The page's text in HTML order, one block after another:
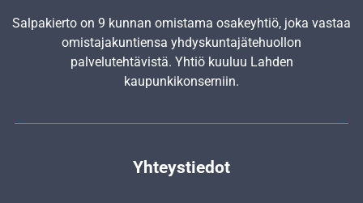
Salpakierto on 9 kunnan omistama osakeyhtiö, joka vastaa
omistajakuntiensa yhdyskunta­jätehuollon
palvelutehtävistä. Yhtiö kuuluu Lahden
kaupunkikonserniin.
Yhteystiedot